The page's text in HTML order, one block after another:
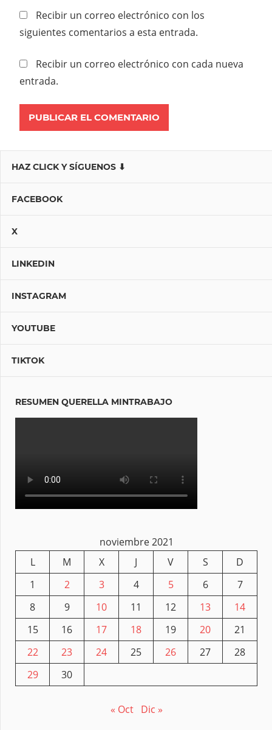
Recibir un correo electrónico con los
siguientes comentarios a esta entrada.
Recibir un correo electrónico con cada nueva
entrada.
HAZ CLICK Y SÍGUENOS ⬇
FACEBOOK
X
LINKEDIN
INSTAGRAM
YOUTUBE
TIKTOK
RESUMEN QUERELLA MINTRABAJO
noviembre 2021
L
M X J V S
D
1
2 3 4 5 6
7
8
9 10 11 12 13
14
15
16 17 18 19 20
21
22
23 24 25 26 27
28
29
30
« Oct Dic »